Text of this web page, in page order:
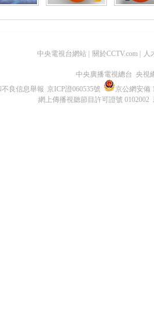
中央電視台網站 關於CCTV.com 人
中央廣播電視總台 央視
良信息舉報 京ICP證060535號
京公網安備
網上傳播視聽節目許可證號 0102002